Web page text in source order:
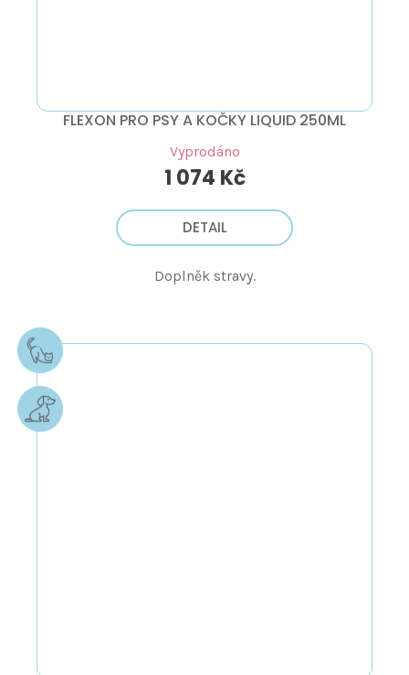
FLEXON PRO PSY A KOČKY LIQUID 250ML
Vyprodáno
1 074 Kč
DETAIL
Doplněk stravy.